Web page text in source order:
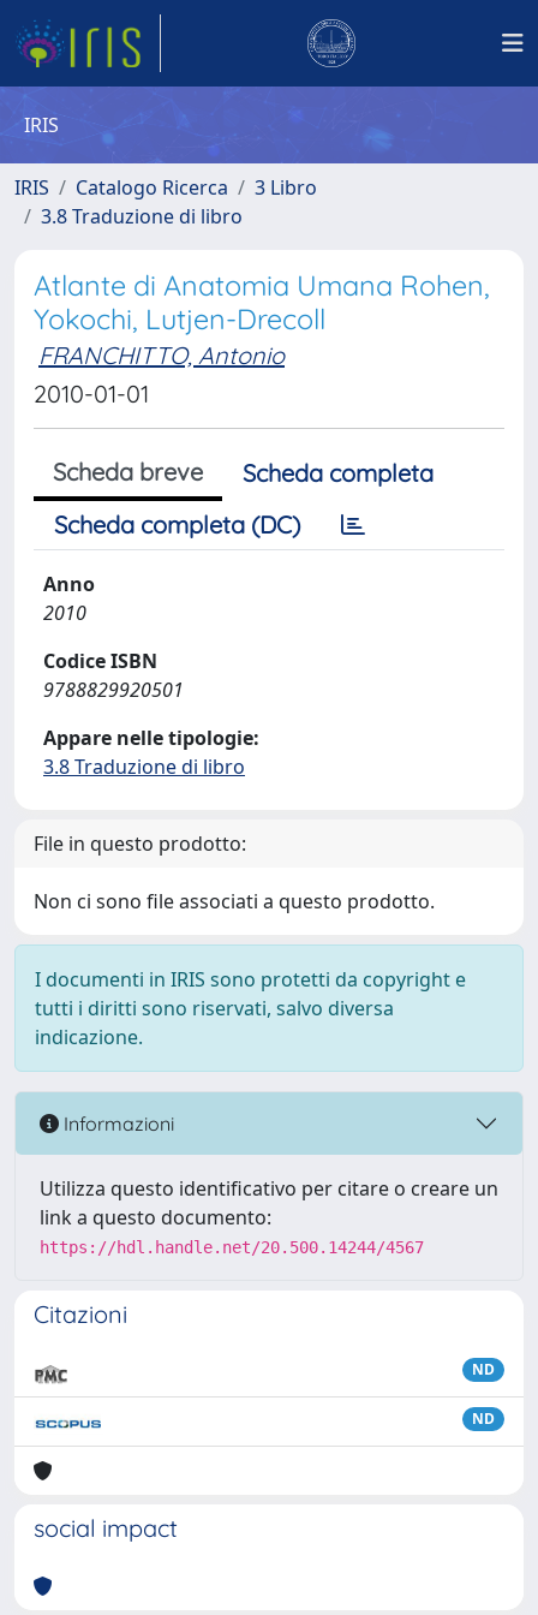
IRIS
IRIS Catalogo Ricerca
3 Libro
3.8 Traduzione di libro
Atlante di Anatomia Umana Rohen,
Yokochi, Lutjen-Drecoll
FRANCHITTO, Antonio
2010-01-01
Scheda breve
Scheda completa
Scheda completa (DC)
Anno
2010
Codice ISBN
9788829920501
Appare nelle tipologie:
3.8 Traduzione di libro
File in questo prodotto:
Non ci sono file associati a questo prodotto.
I documenti in IRIS sono protetti da copyright e
tutti i diritti sono riservati, salvo diversa
indicazione.
Informazioni
Utilizza questo identificativo per citare o creare un
link a questo documento:
https://hdl.handle.net/20.500.14244/4567
Citazioni
ND
ND
social impact